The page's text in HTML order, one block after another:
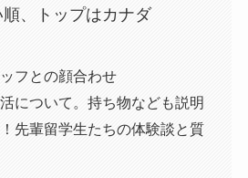
、トップはカナダ
フとの顔合わせ
について。持ち物なども説明
先輩留学生たちの体験談と質